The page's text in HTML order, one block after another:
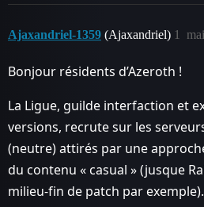
Ajaxandriel-1359 (Ajaxandriel) 1
Bonjour résidents d’Azeroth !
La Ligue, guilde interfaction et
versions, recrute sur les
(neutre) attirés par une
du contenu « casual » (jusque
milieu-fin de patch par exemple).